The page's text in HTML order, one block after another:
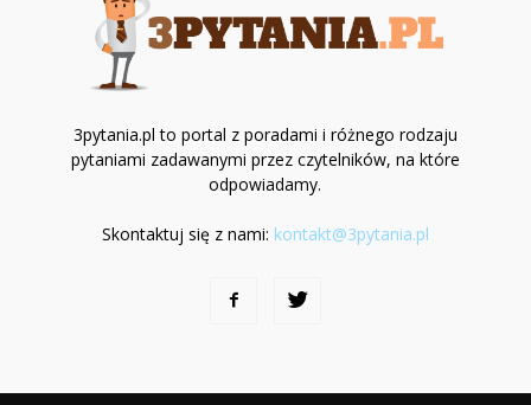
3pytania.pl to portal z poradami i różnego rodzaju
pytaniami zadawanymi przez czytelników, na które
odpowiadamy.
Skontaktuj się z nami: kontakt@3pytania.pl